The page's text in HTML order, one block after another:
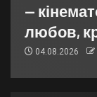
—
любов,
04.08.2026